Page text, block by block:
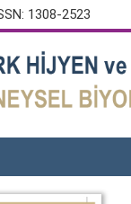
1308-2523